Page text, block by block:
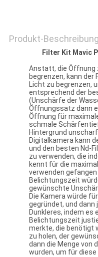
Produkt-Beschreibung
Filter Kit Mavic
Anstatt, die Öffnung
begrenzen, kann der
Licht zu begrenzen,
entsprechend der
(Unschärfe der
Öffnungssatz dann
Öffnung für
schmale
Hintergrund
Digitalkamera kann
und den besten Nd-
zu verwenden, die
kennt für die
verwenden
Belichtungszeit
gewünschte
Die Kamera würde
gegründet, und
Dunkleres, indem es
Belichtungszeit
merkte, die benötigt
zu holen, der
dann die Menge von
wurden, um für